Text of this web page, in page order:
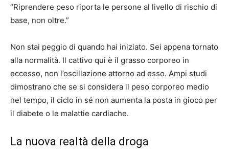
“Riprendere peso riporta le persone al livello di rischio di
base, non oltre.”
Non stai peggio di quando hai iniziato. Sei appena tornato
alla normalità. Il cattivo qui è il grasso corporeo in
eccesso, non l’oscillazione attorno ad esso. Ampi studi
dimostrano che se si considera il peso corporeo medio
nel tempo, il ciclo in sé non aumenta la posta in gioco per
il diabete o le malattie cardiache.
La nuova realtà della droga